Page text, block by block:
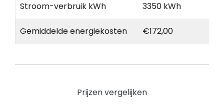
Stroom-verbruik kWh 3350 kWh
Gemiddelde energiekosten €172,00
Prijzen vergelijken